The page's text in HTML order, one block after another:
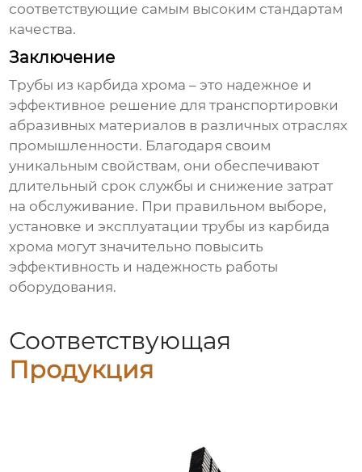
соответствующие самым высоким стандартам
качества.
Заключение
Трубы из карбида хрома – это надежное и
эффективное решение для транспортировки
абразивных материалов в различных отраслях
промышленности. Благодаря своим
уникальным свойствам, они обеспечивают
длительный срок службы и снижение затрат
на обслуживание. При правильном выборе,
установке и эксплуатациитрубы из карбида
хрома могут значительно повысить
эффективность и надежность работы
оборудования.
Соответствующая
Продукция